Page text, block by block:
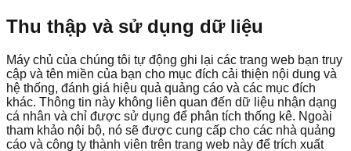
Thu thập và sử dụng dữ liệu
Máy chủ của chúng tôi tự động ghi lại các trang web bạn truy
cập và tên miền của bạn cho mục đích cải thiện nội dung và
hệ thống, đánh giá hiệu quả quảng cáo và các mục đích
khác. Thông tin này không liên quan đến dữ liệu nhận dạng
cá nhân và chỉ được sử dụng để phân tích thống kê. Ngoài
tham khảo nội bộ, nó sẽ được cung cấp cho các nhà quảng
cáo và công ty thành viên trên trang web này để trích xuất